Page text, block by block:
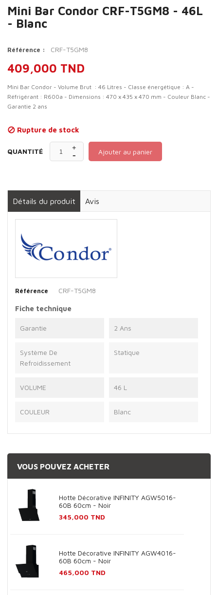
Mini Bar Condor CRF-T5GM8 - 46L
- Blanc
Référence : CRF-T5GM8
409,000 TND
Mini Bar Condor - Volume Brut : 46 Litres - Classe énergétique : A -
Réfrigérant : R600a - Dimensions : 470 x 435 x 470 mm - Couleur Blanc -
Garantie 2 ans
 Rupture de stock
QUANTITÉ Ajouter au panier
Détails du produit Avis
Référence CRF-T5GM8
Fiche technique
Garantie 2 Ans
Système De
Refroidissement
Statique
VOLUME 46 L
COULEUR Blanc
VOUS POUVEZ ACHETER
Hotte Décorative INFINITY AGW5016-
60B 60cm - Noir
Prix
345,000 TND
Hotte Décorative INFINITY AGW4016-
60B 60cm - Noir
Prix
465,000 TND